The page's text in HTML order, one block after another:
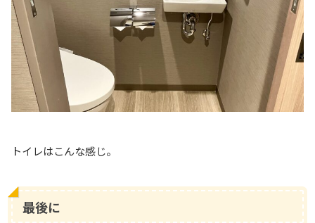
トイレはこんな感じ。
最後に